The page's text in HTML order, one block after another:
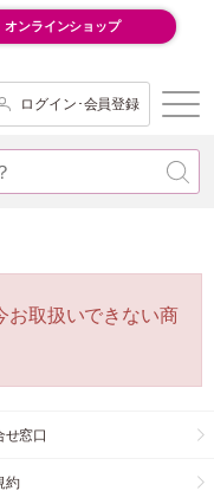
オンラインショップ
ログイン･会員登録
お取扱いできない商
せ窓口
約